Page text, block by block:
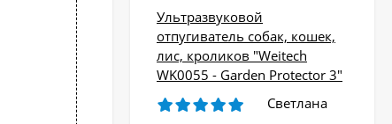
Ультразвуковой
отпугиватель собак, кошек,
лис, кроликов "Weitech
WK0055 - Garden Protector 3"
Светлана